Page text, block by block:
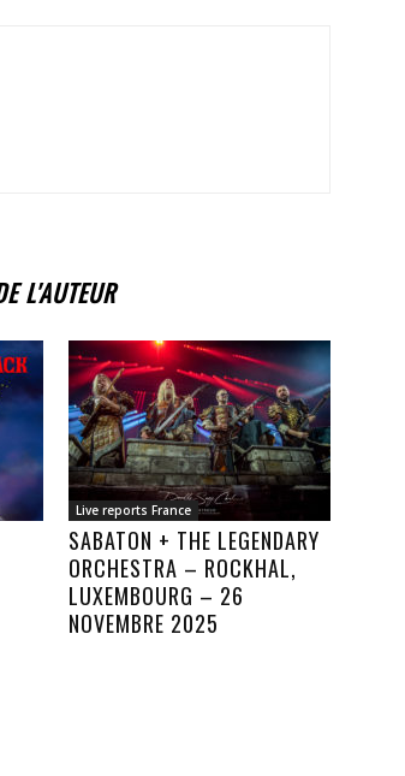
L'AUTEUR
Live reports France
SABATON + THE LEGENDARY
ORCHESTRA – ROCKHAL,
LUXEMBOURG – 26
NOVEMBRE 2025